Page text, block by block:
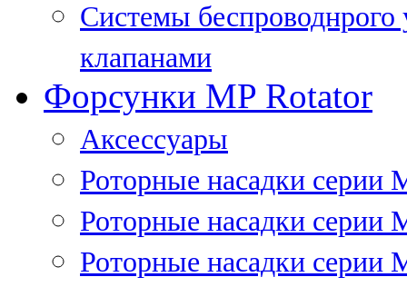
Системы
клапанами
Форсунки MP Rotator
Аксессуары
Роторные насадки серии
Роторные насадки серии
Роторные насадки серии